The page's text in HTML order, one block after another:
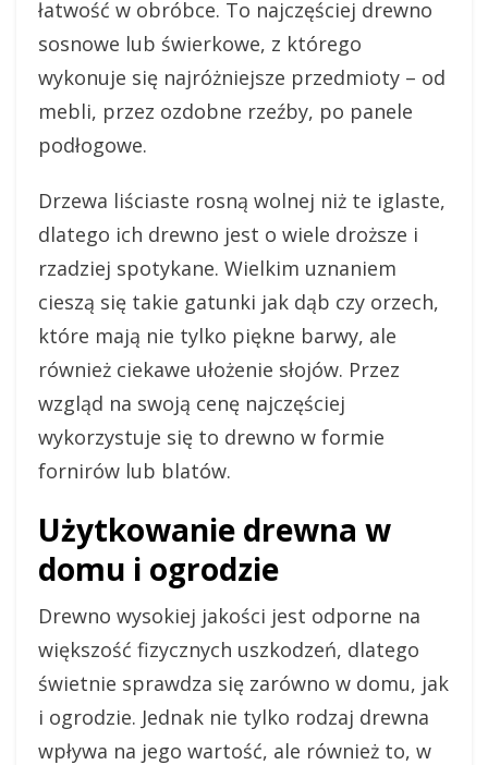
łatwość w obróbce. To najczęściej drewno
sosnowe lub świerkowe, z którego
wykonuje się najróżniejsze przedmioty – od
mebli, przez ozdobne rzeźby, po panele
podłogowe.
Drzewa liściaste rosną wolnej niż te iglaste,
dlatego ich drewno jest o wiele droższe i
rzadziej spotykane. Wielkim uznaniem
cieszą się takie gatunki jak dąb czy orzech,
które mają nie tylko piękne barwy, ale
również ciekawe ułożenie słojów. Przez
wzgląd na swoją cenę najczęściej
wykorzystuje się to drewno w formie
fornirów lub blatów.
Użytkowanie drewna w
domu i ogrodzie
Drewno wysokiej jakości jest odporne na
większość fizycznych uszkodzeń, dlatego
świetnie sprawdza się zarówno w domu, jak
i ogrodzie. Jednak nie tylko rodzaj drewna
wpływa na jego wartość, ale również to, w